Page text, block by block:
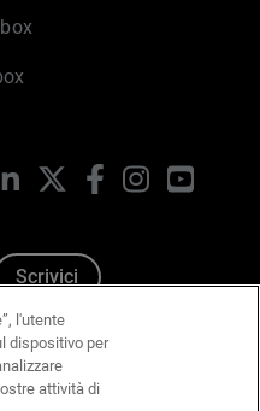
LinkedIn FacebookInstagram
Scrivici
l'utente
dispositivo per
attività di